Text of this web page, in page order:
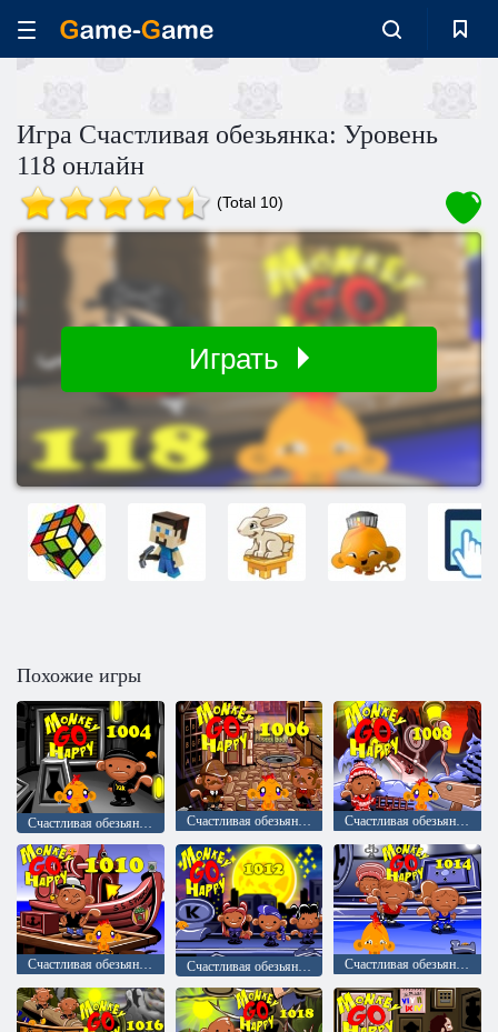
Игра Счастливая обезьянка: Уровень
118 онлайн
(Total 10)
Играть
Похожие игры
Счастливая обезьянка: уровень 1004 Счастливая обезьянка: уровень 1006 Счастливая обезьянка: уровень 1008
Счастливая обезьянка: уровень 1010 Счастливая обезьянка: уровень 1012 Счастливая обезьянка: уровень 1014